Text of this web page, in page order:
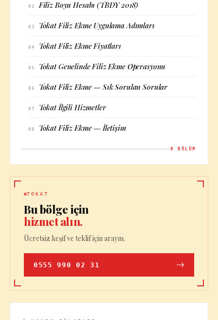
02 Filiz Boyu Hesabı (TBDY 2018)
03 Tokat Filiz Ekme Uygulama Adımları
04 Tokat Filiz Ekme Fiyatları
05 Tokat Genelinde Filiz Ekme Operasyonu
06 Tokat Filiz Ekme — Sık Sorulan Sorular
07 Tokat İlgili Hizmetler
08 Tokat Filiz Ekme — İletişim
8 BÖLÜM
TOKAT
Bu bölge için
hizmet alın.
Ücretsiz keşif ve teklif için arayın.
0555 990 02 31